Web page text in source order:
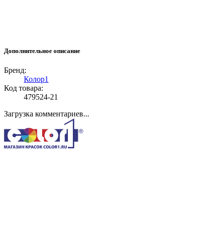
Дополнительное описание
Бренд:
Колор1
Код товара:
479524-21
Загрузка комментариев...